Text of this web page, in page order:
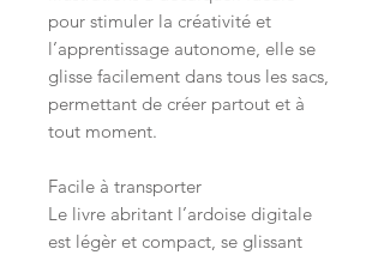
pour stimuler la créativité et
l’apprentissage autonome, elle se
glisse facilement dans tous les sacs,
permettant de créer partout et à
tout moment.
Facile à transporter
Le livre abritant l’ardoise digitale
est légèr et compact, se glissant